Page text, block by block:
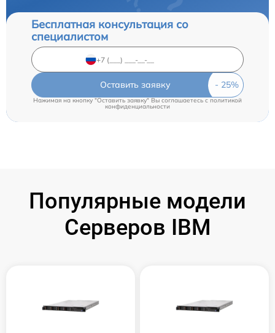
Бесплатная консультация со
специалистом
Оставить заявку
Нажимая на кнопку "Оставить заявку" Вы соглашаетесь c политикой
конфиденциальности
Популярные модели
Серверов IBM